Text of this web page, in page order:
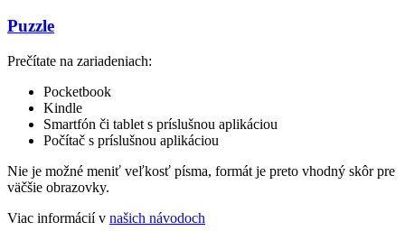
Puzzle
Prečítate na zariadeniach:
Pocketbook
Kindle
Smartfón či tablet s príslušnou aplikáciou
Počítač s príslušnou aplikáciou
Nie je možné meniť veľkosť písma, formát je preto vhodný skôr pre
väčšie obrazovky.
Viac informácií v našich návodoch